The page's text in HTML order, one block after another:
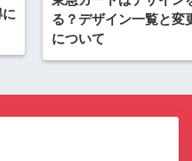
る？デザイン一覧と変
について